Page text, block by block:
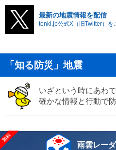
最新の地震情報を配信
tenki.jp公式X（旧Twitter）を
「知る防災」地震
いざという時にあわ
確かな情報と行動で
雨雲レー